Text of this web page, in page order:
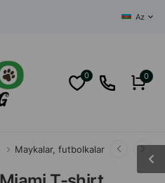
Az
0 0
Maykalar, futbolkalar